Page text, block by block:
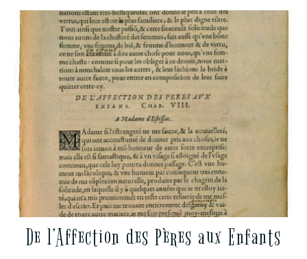
De l’Affection des Pères aux Enfants